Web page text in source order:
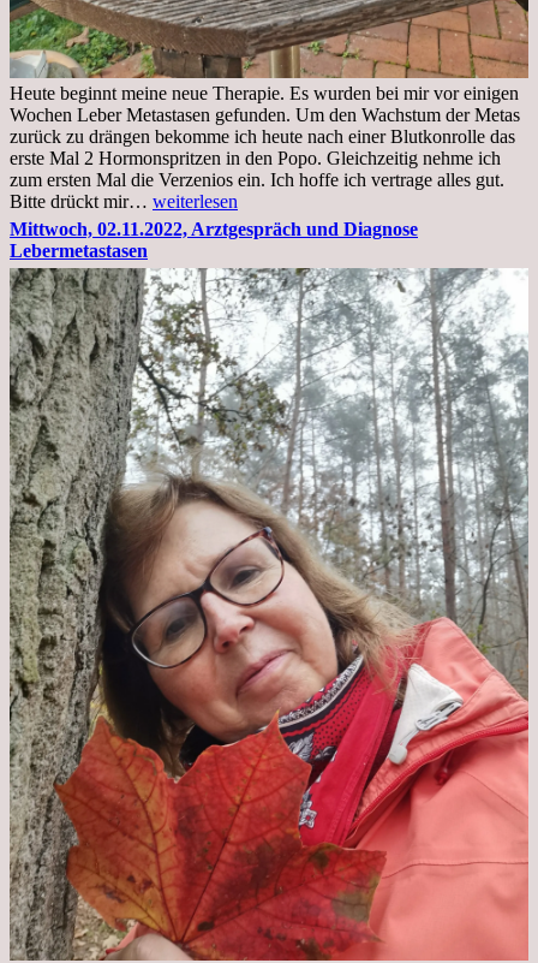
Heute beginnt meine neue Therapie. Es wurden bei mir vor einigen
Wochen Leber Metastasen gefunden. Um den Wachstum der Metas
zurück zu drängen bekomme ich heute nach einer Blutkonrolle das
erste Mal 2 Hormonspritzen in den Popo. Gleichzeitig nehme ich
zum ersten Mal die Verzenios ein. Ich hoffe ich vertrage alles gut.
Bitte drückt mir… Mittwoch,
09.11.2022
weiterlesen
Mittwoch, 02.11.2022, Arztgespräch und Diagnose
Lebermetastasen